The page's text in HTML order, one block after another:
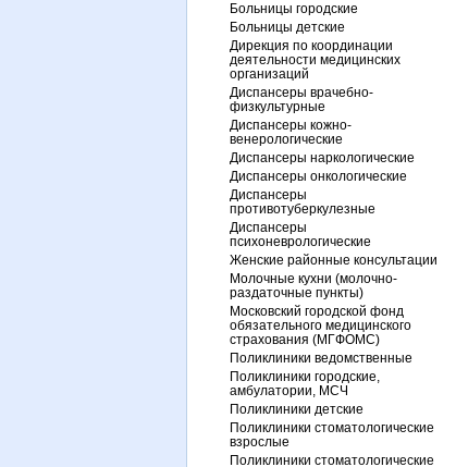
Больницы городские
Больницы детские
Дирекция по координации
деятельности медицинских
организаций
Диспансеры врачебно-
физкультурные
Диспансеры кожно-
венерологические
Диспансеры наркологические
Диспансеры онкологические
Диспансеры
противотуберкулезные
Диспансеры
психоневрологические
Женские районные консультации
Молочные кухни (молочно-
раздаточные пункты)
Московский городской фонд
обязательного медицинского
страхования (МГФОМС)
Поликлиники ведомственные
Поликлиники городские,
амбулатории, МСЧ
Поликлиники детские
Поликлиники стоматологические
взрослые
Поликлиники стоматологические